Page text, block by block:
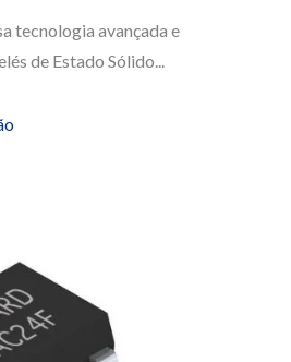
tecnologia avançada e
de Estado Sólido...